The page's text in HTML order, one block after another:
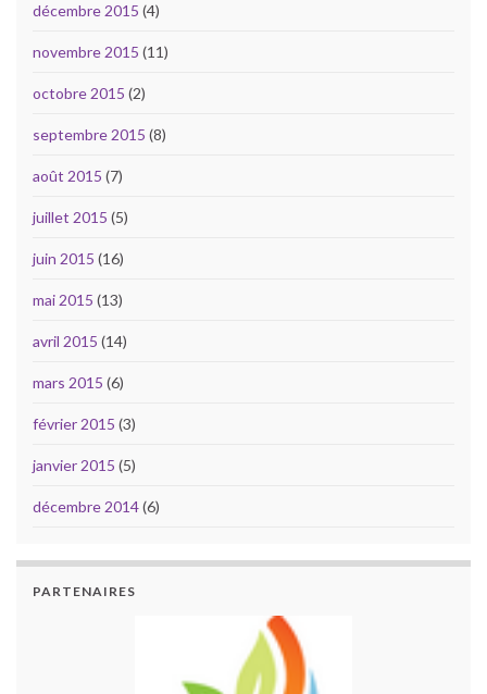
décembre 2015 (4)
novembre 2015 (11)
octobre 2015 (2)
septembre 2015 (8)
août 2015 (7)
juillet 2015 (5)
juin 2015 (16)
mai 2015 (13)
avril 2015 (14)
mars 2015 (6)
février 2015 (3)
janvier 2015 (5)
décembre 2014(6)
PARTENAIRES